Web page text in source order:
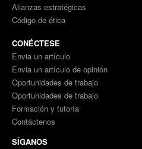
Alianzas estratégicas
Código de ética
CONÉCTESE
Envia un artículo
Envia un artículo de opinión
Oportunidades de trabajo
Oportunidades de trabajo
Formación y tutoría
Contáctenos
SÍGANOS